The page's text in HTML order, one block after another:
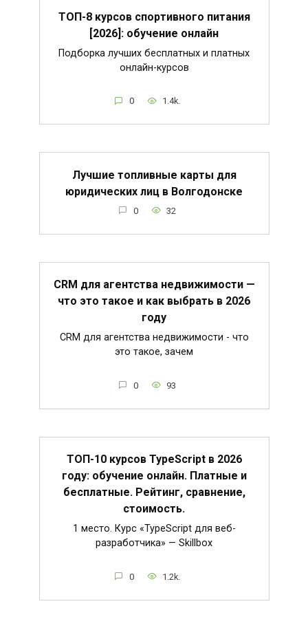
ТОП-8 курсов спортивного питания
[2026]: обучение онлайн
Подборка лучших бесплатных и платных
онлайн-курсов
0 1.4k.
Лучшие топливные карты для
юридических лиц в Волгодонске
0 32
CRM для агентства недвижимости —
что это такое и как выбрать в 2026
году
CRM для агентства недвижимости - что
это такое, зачем
0 93
ТОП-10 курсов TypeScript в 2026
году: обучение онлайн. Платные и
бесплатные. Рейтинг, сравнение,
стоимость.
1 место. Курс «TypeScript для веб-
разработчика» — Skillbox
0 1.2k.